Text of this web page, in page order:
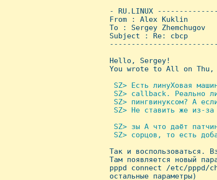
- RU.LINUX
From : Alex Kuklin
To : Sergey Zhemchugov
Subject : Re: cbcp
Hello, Sergey!
You wrote to All on Thu,
SZ> Есть линуХовая
SZ> callback. Реально
SZ> пингвинуксом? А
SZ> Hе ставить же из-
SZ> зы А что даёт
SZ> сорцов, то есть
Так и воспользоваться.
Там появляется новый
pppd connect /etc/pppd/
остальные параметры)